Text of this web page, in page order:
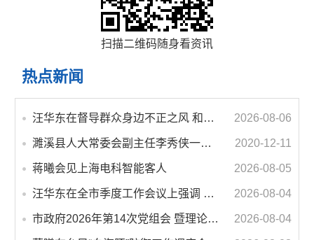
扫描二维码随身看资讯
热点新闻
汪华东在督导群众身边不正之风 和腐败问题集中整治工作时强调 以更高标准更实举措纵深推进集中整治 不断增强人民群众获得感幸福感安全感 2026-08-06
濉溪县人大常委会副主任李秀侠一行调研城乡客运一体化和治超工作 2020-12-11
蒋曦会见上海电科智能客人 2026-08-05
汪华东在全市季度工作会议上强调 锚定打好“三仗”任务和年度预期目标不动摇 在全市上下掀起比学赶超争先进位的攻坚热潮 2026-08-04
市政府2026年第14次党组会 暨理论学习中心组学习会议召开 蒋曦主持会议并讲话 2026-08-04